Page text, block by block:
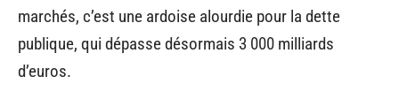
marchés, c’est une ardoise alourdie pour la dette
publique, qui dépasse désormais 3 000 milliards
d’euros.